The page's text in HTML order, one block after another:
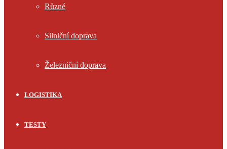
Různé
Silniční doprava
Železniční doprava
LOGISTIKA
TESTY